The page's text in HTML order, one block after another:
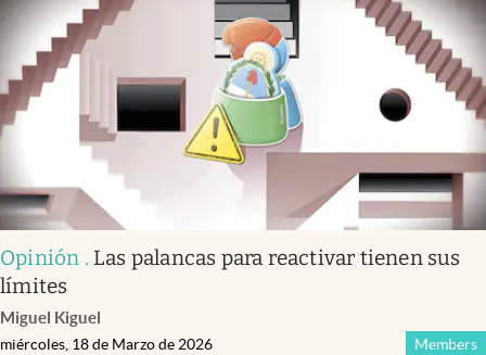
Infotechnology
Clase
Clima
Mundial 2026
Eventos Corporativos
El Cronista Studio
Mediakit
abre en nueva pestaña
Argentina
Opinión . Las palancas para reactivar tienen sus
límites
Miguel Kiguel
Members
miércoles, 18 de Marzo de 2026